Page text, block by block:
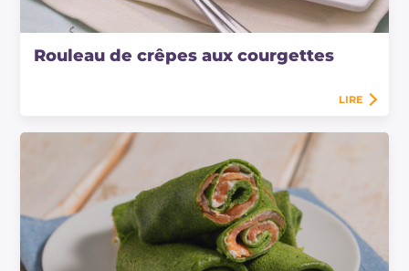
Rouleau de crêpes aux courgettes
LIRE